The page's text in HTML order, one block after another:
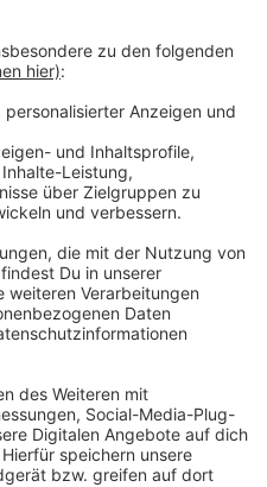
kratzen bei aktuellen
schien. Marc
der beiden
Steuergerechtigkeit,
und über die